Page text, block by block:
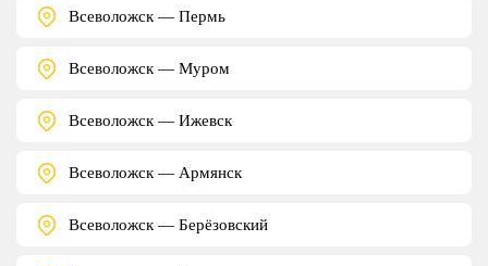
Всеволожск — Пермь
Всеволожск — Муром
Всеволожск — Ижевск
Всеволожск — Армянск
Всеволожск — Берёзовский